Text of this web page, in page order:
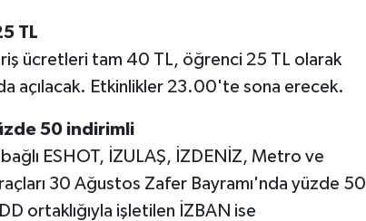
TL
ücretleri tam 40 TL, öğrenci 25 TL olarak
açılacak. Etkinlikler 23.00'te sona erecek.
50 indirimli
ESHOT, İZULAŞ, İZDENİZ, Metro ve
30 Ağustos Zafer Bayramı'nda yüzde 50
ortaklığıyla işletilen İZBAN ise